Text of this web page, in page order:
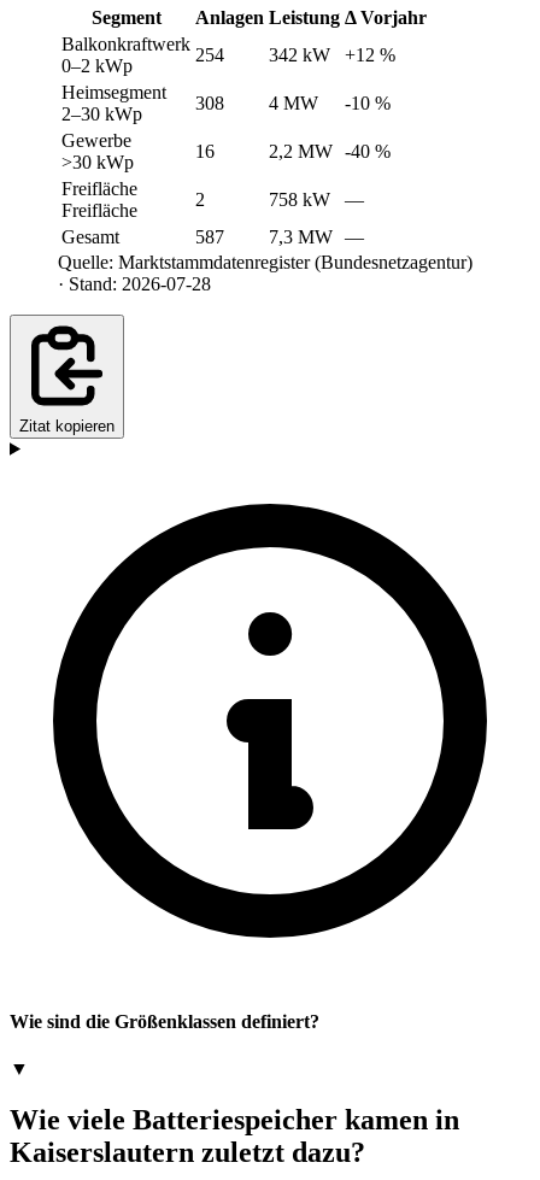
Segment Anlagen Leistung Δ Vorjahr
Balkonkraftwerk
0–2 kWp
254 342 kW
+12 %
Heimsegment
2–30 kWp
308 4 MW
-10 %
Gewerbe
>30 kWp
16 2,2 MW -40 %
Freifläche
Freifläche
2 758 kW
—
Gesamt
587 7,3 MW —
Quelle: Marktstammdatenregister (Bundesnetzagentur)
· Stand: 2026-07-28
Zitat kopieren
Wie sind die Größenklassen definiert?
▼
Wie viele Batteriespeicher kamen in
Kaiserslautern zuletzt dazu?